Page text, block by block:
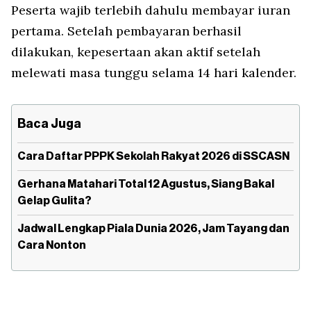
Peserta wajib terlebih dahulu membayar iuran
pertama. Setelah pembayaran berhasil
dilakukan, kepesertaan akan aktif setelah
melewati masa tunggu selama 14 hari kalender.
Baca Juga
Cara Daftar PPPK Sekolah Rakyat 2026 di SSCASN
Gerhana Matahari Total 12 Agustus, Siang Bakal
Gelap Gulita?
Jadwal Lengkap Piala Dunia 2026, Jam Tayang dan
Cara Nonton